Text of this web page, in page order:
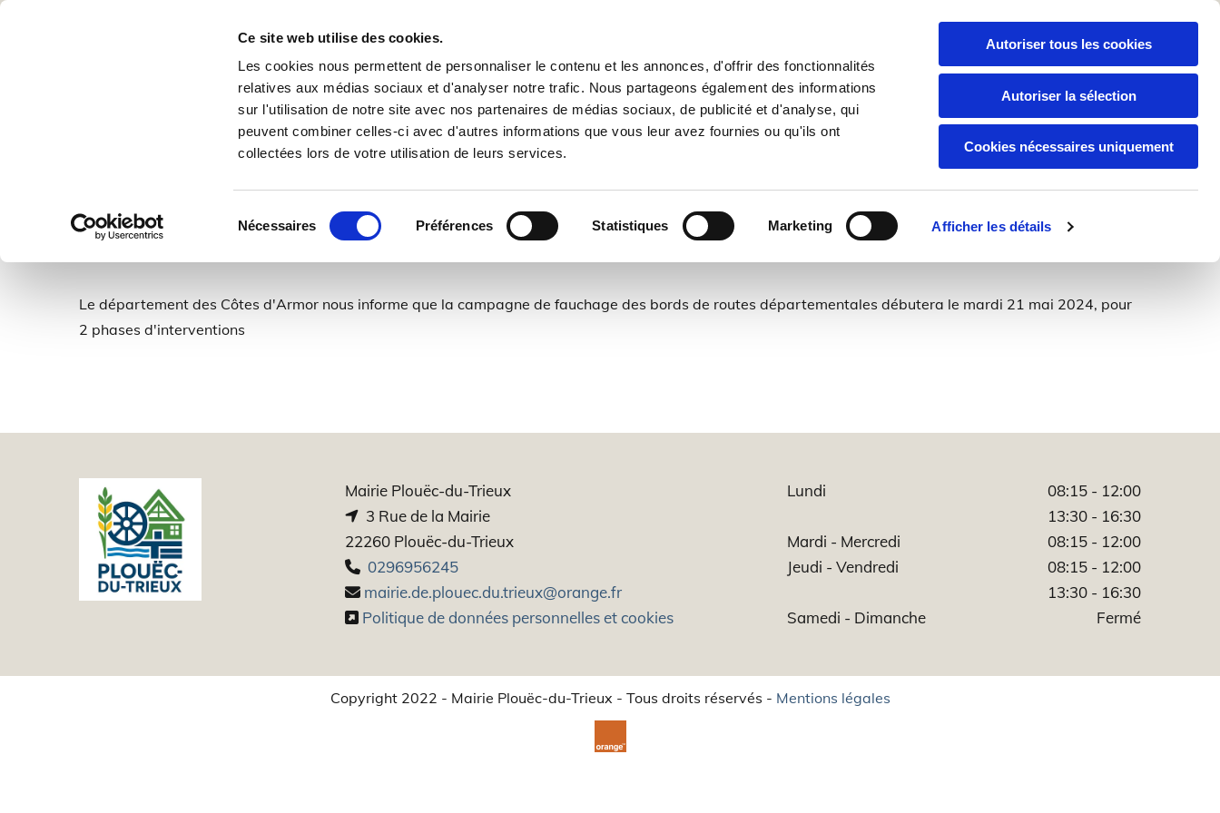
Ce site web utilise des cookies.
Les cookies nous permettent de personnaliser le contenu et les annonces, d'offrir des fonctionnalités
relatives aux médias sociaux et d'analyser notre trafic. Nous partageons également des informations
sur l'utilisation de notre site avec nos partenaires de médias sociaux, de publicité et d'analyse, qui
peuvent combiner celles-ci avec d'autres informations que vous leur avez fournies ou qu'ils ont
collectées lors de votre utilisation de leurs services.
du
Nécessaires Préférences Statistiques Marketing Afficher les détails
Autoriser tous les cookies
Autoriser la sélection
Cookies nécessaires uniquement
Toutes les actualités à venir sous la
Nous contacter Biodiversité Patrimoine communal et histoire
Randonnées Le mot du Maire Logement locatif social
Contacts utiles départ à la retraite
0296956245
Le département des Côtes d'Armor nous informe que la campagne de fauchage des bords de routes départementales débutera le mardi 21 mai 2024, pour
2 phases d'interventions
Mairie Plouëc-du-Trieux
3 Rue de la Mairie
22260 Plouëc-du-Trieux
 0296956245
 mairie.de.plouec.du.trieux@orange.fr
 Politique de données personnelles et cookies
Lundi
08:15 - 12:00
13:30 - 16:30
Mardi - Mercredi
08:15 - 12:00
Jeudi - Vendredi
08:15 - 12:00
13:30 - 16:30
Samedi - Dimanche
Fermé
Copyright 2022 - Mairie Plouëc-du-Trieux - Tous droits réservés - Mentions légales